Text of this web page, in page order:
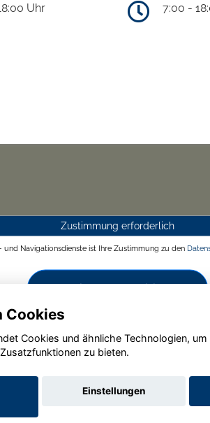
Uhr 7:00 -
Zustimmung erforderlich
und Navigationsdienste ist Ihre Zustimmung zu den
Zustimmen und aktivieren
Cookies
Cookies und ähnliche Technologien,
zu bieten.
Einstellungen